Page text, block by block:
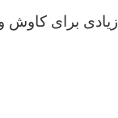
زیادی برای کاوش